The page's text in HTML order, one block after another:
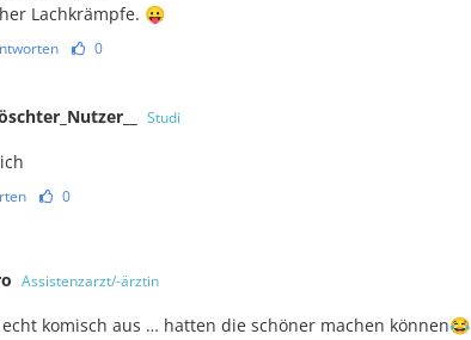
Lachkrämpfe. 😛
0
Studi
0
Assistenzarzt/-ärztin
komisch aus … hatten die schöner machen können😂